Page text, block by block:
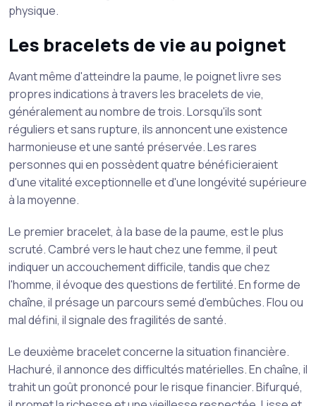
physique.
Les bracelets de vie au poignet
Avant même d'atteindre la paume, le poignet livre ses
propres indications à travers les bracelets de vie,
généralement au nombre de trois. Lorsqu'ils sont
réguliers et sans rupture, ils annoncent une existence
harmonieuse et une santé préservée. Les rares
personnes qui en possèdent quatre bénéficieraient
d'une vitalité exceptionnelle et d'une longévité supérieure
à la moyenne.
Le premier bracelet, à la base de la paume, est le plus
scruté. Cambré vers le haut chez une femme, il peut
indiquer un accouchement difficile, tandis que chez
l'homme, il évoque des questions de fertilité. En forme de
chaîne, il présage un parcours semé d'embûches. Flou ou
mal défini, il signale des fragilités de santé.
Le deuxième bracelet concerne la situation financière.
Hachuré, il annonce des difficultés matérielles. En chaîne, il
trahit un goût prononcé pour le risque financier. Bifurqué,